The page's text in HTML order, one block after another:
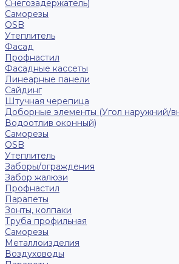
Снегозадержатель)
Саморезы
ОSB
Утеплитель
Фасад
Профнастил
Фасадные кассеты
Линеарные панели
Сайдинг
Штучная черепица
Доборные элементы (Угол наружний/
Водоотлив оконный)
Саморезы
OSB
Утеплитель
Заборы/ограждения
Забор жалюзи
Профнастил
Парапеты
Зонты, колпаки
Труба профильная
Саморезы
Металлоизделия
Воздуховоды